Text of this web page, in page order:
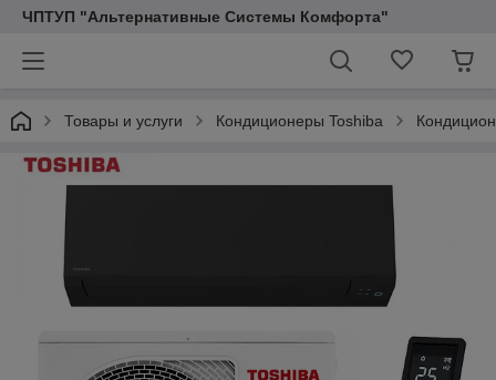
ЧПТУП "Альтернативные Системы Комфорта"
Товары и услуги Кондиционеры Toshiba